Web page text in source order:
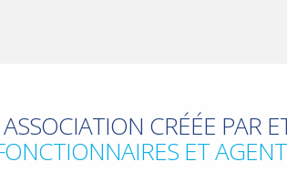
CRÉÉE PAR
ET